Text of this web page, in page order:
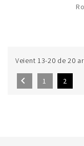
Veient 13-20 de 20
 1 2